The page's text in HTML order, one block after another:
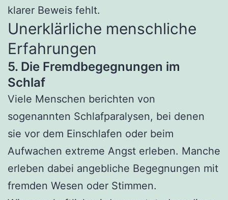
klarer Beweis fehlt.
Unerklärliche menschliche
Erfahrungen
5. Die Fremdbegegnungen im
Schlaf
Viele Menschen berichten von
sogenannten Schlafparalysen, bei denen
sie vor dem Einschlafen oder beim
Aufwachen extreme Angst erleben. Manche
erleben dabei angebliche Begegnungen mit
fremden Wesen oder Stimmen.